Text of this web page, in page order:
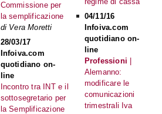
Commissione per
la semplificazione
di Vera Moretti
28/03/17
Infoiva.com
quotidiano on-
line
Incontro tra INT e il
sottosegretario per
la Semplificazione
04/11/16
Infoiva.com
quotidiano on-
line
Professioni |
Alemanno:
modificare le
comunicazioni
trimestrali Iva